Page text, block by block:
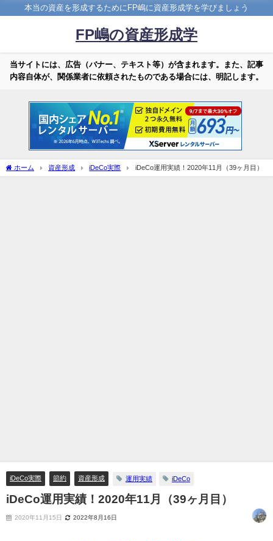
本当の資産を形成するためにFP嶋に資産形成学を学びましょう
FP嶋の資産形成学
当サイトには、広告（バナー、テキスト等）が含まれます。また、記事
内容自体が、関係業者に依頼されたものである場合には、明記します。
ホーム 資産形成 iDeCo実際 iDeCo運用実績！2020年11月（39ヶ月目）
iDeCo実際 節約 資産形成 運用実績 iDeCo
iDeCo運用実績！2020年11月（39ヶ月目）
2020年11月15日 2022年8月16日